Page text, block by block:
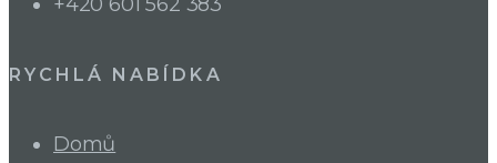
RYCHLÁ NABÍDKA
Domů